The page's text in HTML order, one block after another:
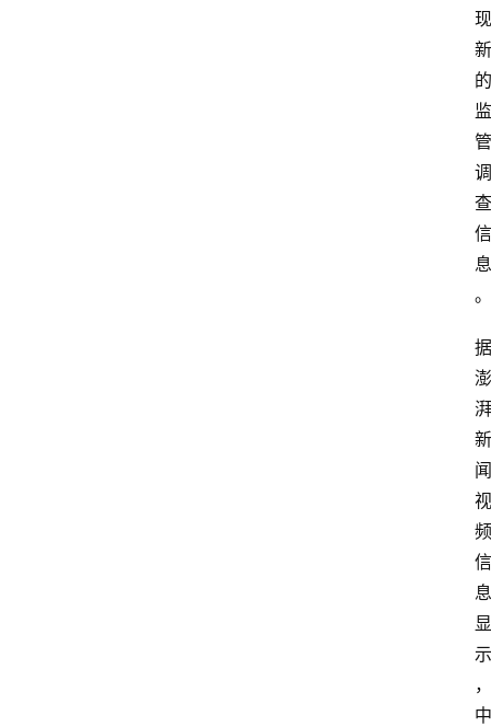
现
新
的
监
管
调
查
信
息
。
据
澎
湃
新
闻
视
频
信
息
显
示
，
中